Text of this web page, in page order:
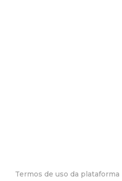
Termos de uso da plataforma